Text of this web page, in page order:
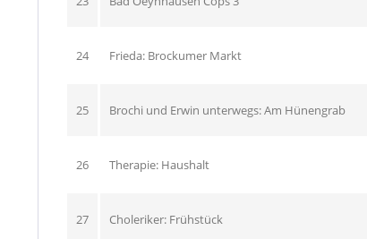
24 Frieda: Brockumer Markt
25 Brochi und Erwin unterwegs: Am Hünengrab
26 Therapie: Haushalt
27 Choleriker: Frühstück